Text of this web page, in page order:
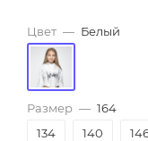
Цвет — Белый
Размер — 164
134
140